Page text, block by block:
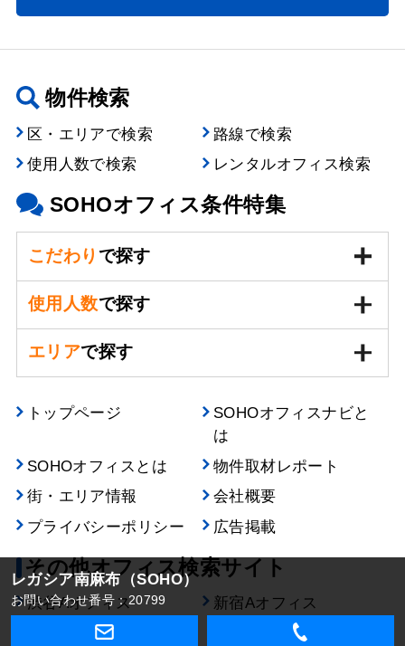
レガシア南麻布（SOHO）
お問い合わせ番号：20799
物件検索
区・エリアで検索
路線で検索
使用人数で検索
レンタルオフィス検索
SOHOオフィス条件特集
こだわり で探す
使用人数で探す
エリアで探す
トップページ
SOHOオフィスナビと
は
SOHOオフィスとは
物件取材レポート
街・エリア情報
会社概要
プライバシーポリシー
広告掲載
その他オフィス検索サイト
渋谷Aオフィス 新宿Aオフィス